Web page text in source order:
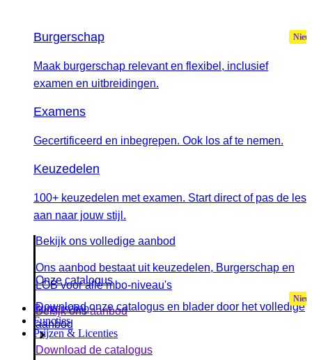
Burgerschap
Maak burgerschap relevant en flexibel, inclusief
examen en uitbreidingen.
Examens
Gecertificeerd en inbegrepen. Ook los af te nemen.
Keuzedelen
100+ keuzedelen met examen. Start direct of pas de les
aan naar jouw stijl.
Bekijk ons volledige aanbod
Ons aanbod bestaat uit keuzedelen, Burgerschap en
LOB voor alle mbo-niveau's
Bekijk ons aanbod
Onze catalogus
Download onze catalogus en blader door het volledige
aanbod
Download de catalogus
Burgerschap
Functies
Prijzen & Licenties